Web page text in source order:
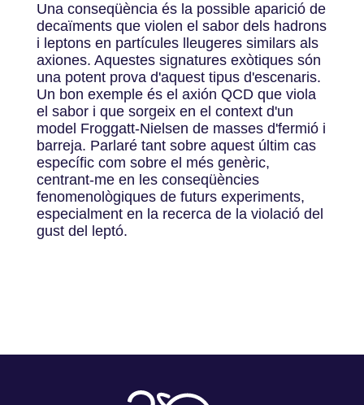
Una conseqüència és la possible aparició de
decaïments que violen el sabor dels hadrons
i leptons en partícules lleugeres similars als
axiones. Aquestes signatures exòtiques són
una potent prova d'aquest tipus d'escenaris.
Un bon exemple és el axión QCD que viola
el sabor i que sorgeix en el context d'un
model Froggatt-Nielsen de masses d'fermió i
barreja. Parlaré tant sobre aquest últim cas
específic com sobre el més genèric,
centrant-me en les conseqüències
fenomenològiques de futurs experiments,
especialment en la recerca de la violació del
gust del leptó.